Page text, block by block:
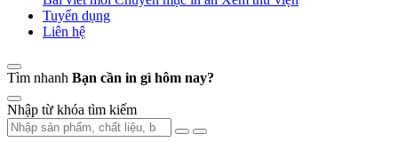
Tuyển dụng
Liên hệ
Tìm nhanh Bạn cần in gì hôm nay?
Nhập từ khóa tìm kiếm